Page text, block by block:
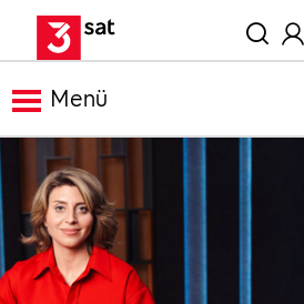
Menü
Meldungen
Programm